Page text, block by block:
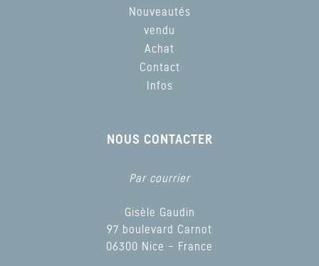
Nouveautés
vendu
Achat
Contact
Infos
NOUS CONTACTER
Par courrier
Gisèle Gaudin
97 boulevard Carnot
06300 Nice – France